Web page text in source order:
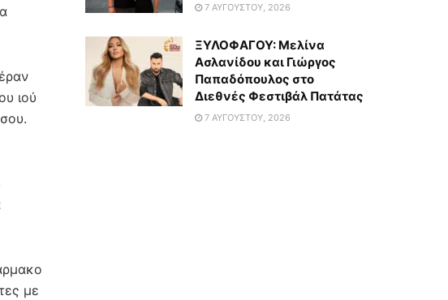
ιού
με
7 ΑΥΓΟΎΣΤΟΥ, 2026
ΞΥΛΟΦΑΓΟΥ: Μελίνα
Ασλανίδου και Γιώργος
Παπαδόπουλος στο
Διεθνές Φεστιβάλ Πατάτας
7 ΑΥΓΟΎΣΤΟΥ, 2026